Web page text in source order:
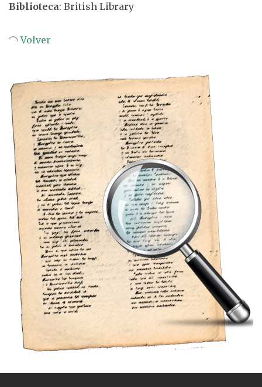
Biblioteca: British Library
Volver